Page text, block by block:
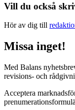
Vill du också
Hör av dig till
Missa inget!
Med Balans
revisions- och
Acceptera